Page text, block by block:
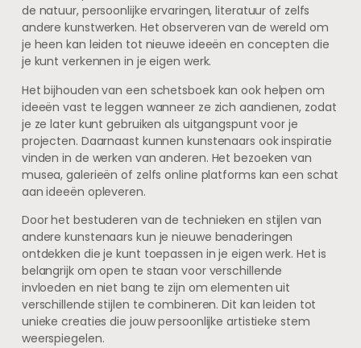
de natuur, persoonlijke ervaringen, literatuur of zelfs
andere kunstwerken. Het observeren van de wereld om
je heen kan leiden tot nieuwe ideeën en concepten die
je kunt verkennen in je eigen werk.
Het bijhouden van een schetsboek kan ook helpen om
ideeën vast te leggen wanneer ze zich aandienen, zodat
je ze later kunt gebruiken als uitgangspunt voor je
projecten. Daarnaast kunnen kunstenaars ook inspiratie
vinden in de werken van anderen. Het bezoeken van
musea, galerieën of zelfs online platforms kan een schat
aan ideeën opleveren.
Door het bestuderen van de technieken en stijlen van
andere kunstenaars kun je nieuwe benaderingen
ontdekken die je kunt toepassen in je eigen werk. Het is
belangrijk om open te staan voor verschillende
invloeden en niet bang te zijn om elementen uit
verschillende stijlen te combineren. Dit kan leiden tot
unieke creaties die jouw persoonlijke artistieke stem
weerspiegelen.